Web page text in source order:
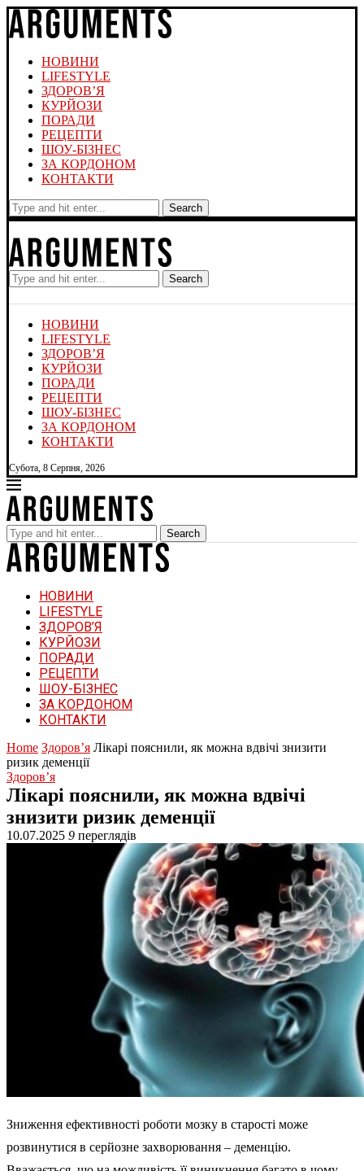
НОВИНИ
LIFESTYLE
ЗДОРОВ’Я
КУРЙОЗИ
ПОРАДИ
РЕЦЕПТИ
ШОУ-БІЗНЕС
ЗА КОРДОНОМ
КОНТАКТИ
Search
Search
НОВИНИ
LIFESTYLE
ЗДОРОВ’Я
КУРЙОЗИ
ПОРАДИ
РЕЦЕПТИ
ШОУ-БІЗНЕС
ЗА КОРДОНОМ
КОНТАКТИ
Субота, 8 Серпня, 2026
Search
НОВИНИ
LIFESTYLE
ЗДОРОВ’Я
КУРЙОЗИ
ПОРАДИ
РЕЦЕПТИ
ШОУ-БІЗНЕС
ЗА КОРДОНОМ
КОНТАКТИ
Home Здоров’я Лікарі пояснили, як можна вдвічі знизити
ризик деменції
Здоров’я
Лікарі пояснили, як можна вдвічі
знизити ризик деменції
10.07.2025 9 переглядів
Зниження ефективності роботи мозку в старості може
розвинутися в серйозне захворювання – деменцію.